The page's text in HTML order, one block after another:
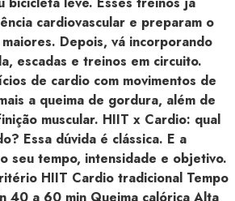
cardiovascular e preparam o
Depois, vá incorporando
escadas e treinos em circuito.
de cardio com movimentos de
a queima de gordura, além de
muscular. HIIT x Cardio: qual
Essa dúvida é clássica. E a
seu tempo, intensidade e objetivo.
HIIT Cardio tradicional Tempo